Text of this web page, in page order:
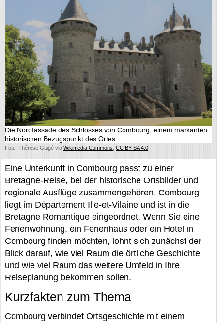
Die Nordfassade des Schlosses von Combourg, einem markanten
historischen Bezugspunkt des Ortes.
Foto: Thérèse Gaigé via Wikimedia Commons CC BY-SA 4.0
Eine Unterkunft in Combourg passt zu einer
Bretagne-Reise, bei der historische Ortsbilder und
regionale Ausflüge zusammengehören. Combourg
liegt im Département Ille-et-Vilaine und ist in die
Bretagne Romantique eingeordnet. Wenn Sie eine
Ferienwohnung, ein Ferienhaus oder ein Hotel in
Combourg finden möchten, lohnt sich zunächst der
Blick darauf, wie viel Raum die örtliche Geschichte
und wie viel Raum das weitere Umfeld in Ihre
Reiseplanung bekommen sollen.
Kurzfakten zum Thema
Combourg verbindet Ortsgeschichte mit einem